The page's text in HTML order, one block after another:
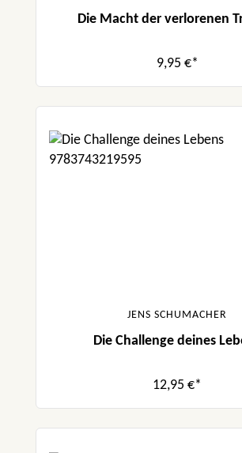
Die Macht der verlorenen
9,95 €*
JENS SCHUMACHER
Die Challenge deines
12,95 €*